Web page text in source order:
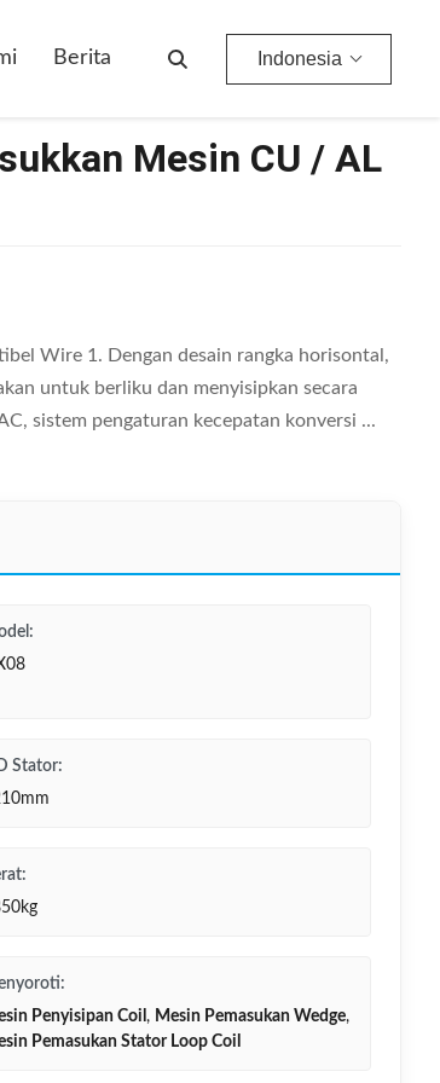
Berita Indonesia
Mesin CU / AL
Wire 1. Dengan desain rangka horisontal,
untuk berliku dan menyisipkan secara
sistem pengaturan kecepatan konversi ...
Stator:
Penyisipan Coil , Mesin Pemasukan Wedge,
Pemasukan Stator Loop Coil